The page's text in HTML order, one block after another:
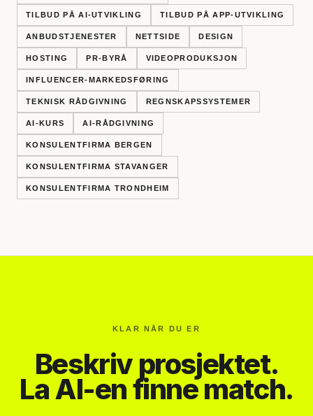
TILBUD PÅ AI-UTVIKLING TILBUD PÅ APP-UTVIKLING
ANBUDSTJENESTER NETTSIDE DESIGN
HOSTING PR-BYRÅ VIDEOPRODUKSJON
INFLUENCER-MARKEDSFØRING
TEKNISK RÅDGIVNING REGNSKAPSSYSTEMER
AI-KURS AI-RÅDGIVNING
KONSULENTFIRMA BERGEN
KONSULENTFIRMA STAVANGER
KONSULENTFIRMA TRONDHEIM
KLAR NÅR DU ER
Beskriv prosjektet.
La AI-en finne match.